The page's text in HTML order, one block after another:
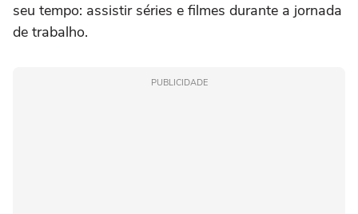
seu tempo: assistir séries e filmes durante a jornada
de trabalho.
PUBLICIDADE